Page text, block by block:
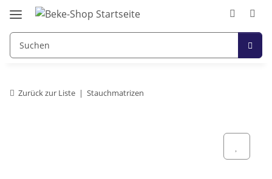
Zurück zur Liste Stauchmatrizen